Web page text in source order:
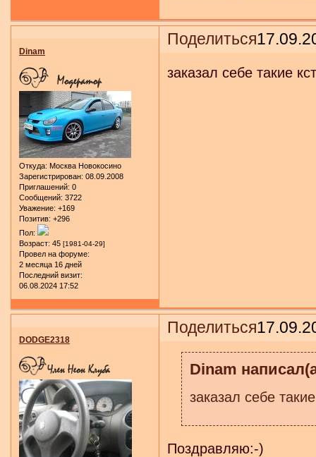
Поделиться
Dinam
Откуда: Москва Новокосино
Зарегистрирован: 08.09.2008
Приглашений: 0
Сообщений: 3722
Уважение: +169
Позитив: +296
Пол:
Возраст: 45 [1981-04-29]
Провел на форуме:
2 месяца 16 дней
Последний визит:
06.08.2024 17:52
заказал себе такие
Поделиться
DODGE2318
Dinam
заказал себе
Поздравляю:-)